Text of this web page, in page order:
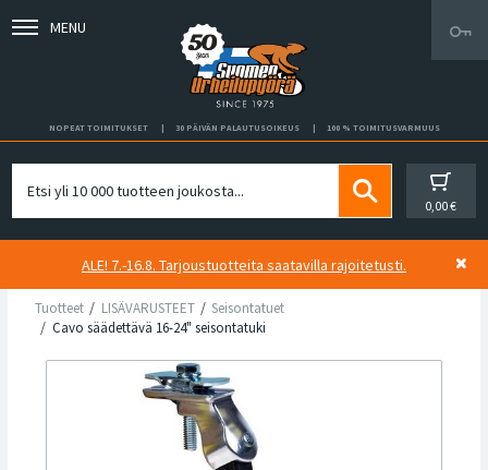
MENU
NOPEAT TOIMITUKSET 30 PÄIVÄN PALAUTUSOIKEUS 100 % TOIMITUSVARMUUS
0,00 €
ALE! 7.-16.8. Tarjoustuotteita saatavilla rajoitetusti.
Tuotteet LISÄVARUSTEET
Seisontatuet
Cavo säädettävä 16-24" seisontatuki